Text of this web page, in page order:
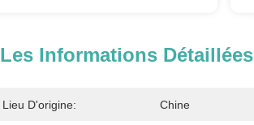
Les Informations Détaillées
Lieu D'origine: Chine